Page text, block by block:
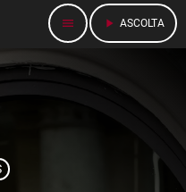
menu play_arrow ASCOLTA